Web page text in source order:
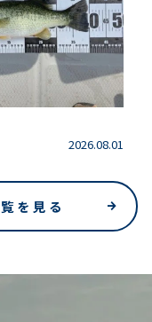
2026.08.01
を見る